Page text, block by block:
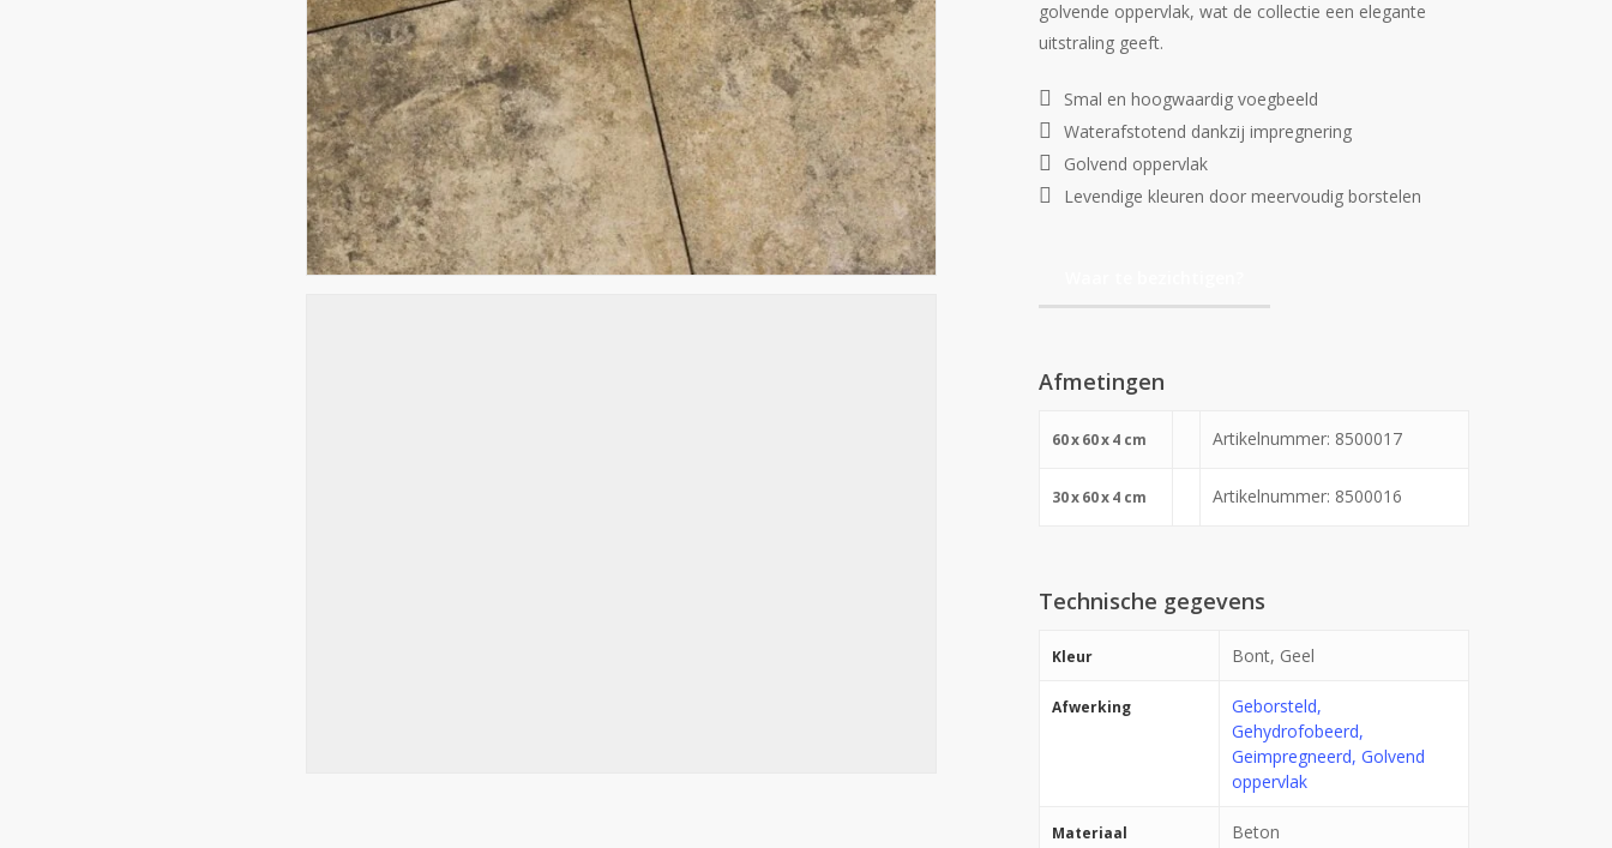
golvende oppervlak, wat de collectie een elegante
uitstraling geeft.
Smal en hoogwaardig voegbeeld
Waterafstotend dankzij impregnering
Golvend oppervlak
Levendige kleuren door meervoudig borstelen
Afmetingen
60x 60x 4 cm Artikelnummer: 8500017
30x 60x 4 cm Artikelnummer: 8500016
Technische gegevens
Kleur Bont, Geel
Afwerking
Geborsteld,
Gehydrofobeerd,
Geimpregneerd, Golvend
oppervlak
Materiaal Beton